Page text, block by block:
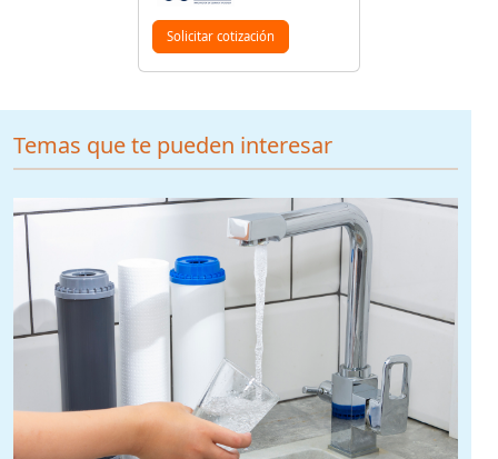
Solicitar cotización
Temas que te pueden interesar